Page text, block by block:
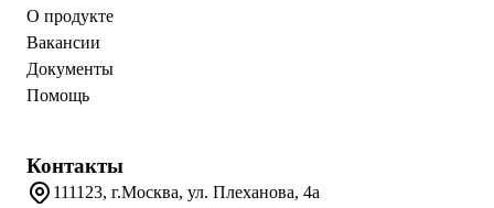
О продукте
Вакансии
Документы
Помощь
Контакты
111123, г.Москва, ул. Плеханова, 4а